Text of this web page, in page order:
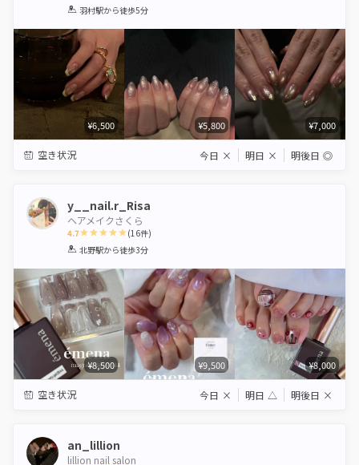
1 2 3 4 5
羽村駅から徒歩5分
¥6,500 ¥5,800 ¥7,000
空き状況 今日 × 明日 × 明後日 ◎
y__nail.r_Risa
ヘアメイクさくら
4.7
1 2 3 4 5
(16件)
北野駅から徒歩3分
¥8,500 ¥9,500 ¥8,000
空き状況 今日 × 明日 △ 明後日 ×
an_lillion
lillion nail salon